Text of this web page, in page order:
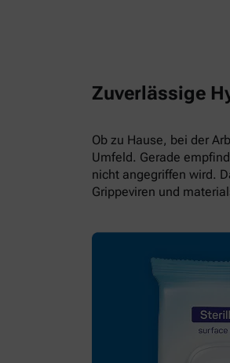
Zuverlässige
Ob zu Hause, bei der
Umfeld. Gerade
nicht angegriffen wird.
Grippeviren und